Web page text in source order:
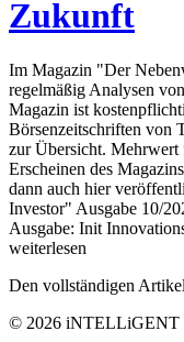
Zukunft
Im Magazin "Der
regelmäßig Analysen
Magazin ist
Börsenzeitschriften von
zur Übersicht. Mehrwert
Erscheinen des
dann auch hier
Investor" Ausgabe 10/
Ausgabe: Init
weiterlesen
Den vollständigen
© 2026 iNTELLiGENT